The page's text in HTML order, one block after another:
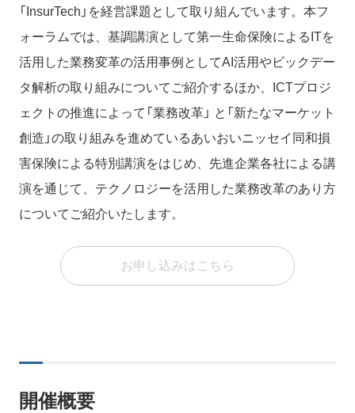
「InsurTech」を経営課題として取り組んでいます。本フ
ォーラムでは、基調講演として第一生命保険によるITを
活用した業務変革の活用事例としてAI活用やビックデー
タ解析の取り組みについてご紹介するほか、ICTプロジ
ェクトの推進によって「業務改革」 と「新たなマーケット
創造」の取り組みを進めているあいおいニッセイ同和損
害保険による特別講演をはじめ、先進企業各社による講
演を通じて、テクノロジーを活用した業務改革のあり方
についてご紹介いたします。
お申し込みはこちら
開催概要